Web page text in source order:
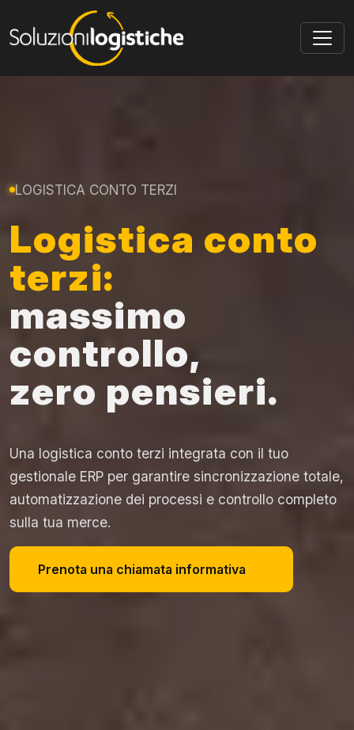
Skip to main content
LOGISTICA CONTO TERZI
Logistica conto
terzi:
massimo
controllo,
zero pensieri.
Una logistica conto terzi integrata con il tuo
gestionale ERP per garantire sincronizzazione totale,
automatizzazione dei processi e controllo completo
sulla tua merce.
Prenota una chiamata informativa